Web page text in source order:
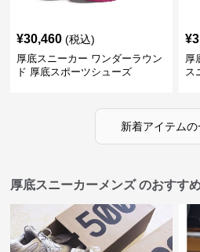
¥30,460 (税込)
厚底スニーカー ワンダーラウン
ド 厚底スポーツシューズ
¥
厚
ス
新着アイテム
厚底スニーカーメンズ のおすす